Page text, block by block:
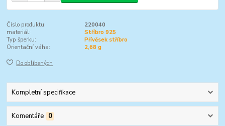
Číslo produktu:
220040
materiál:
Stříbro 925
Typ šperku:
Přívěsek stříbro
Orientační váha:
2,68 g
Do oblíbených
Kompletní specifikace
Komentáře 0